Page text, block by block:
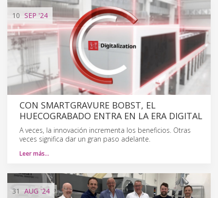
10 SEP '24
CON SMARTGRAVURE BOBST, EL
HUECOGRABADO ENTRA EN LA ERA DIGITAL
A veces, la innovación incrementa los beneficios. Otras
veces significa dar un gran paso adelante.
Leer más…
31 AUG '24